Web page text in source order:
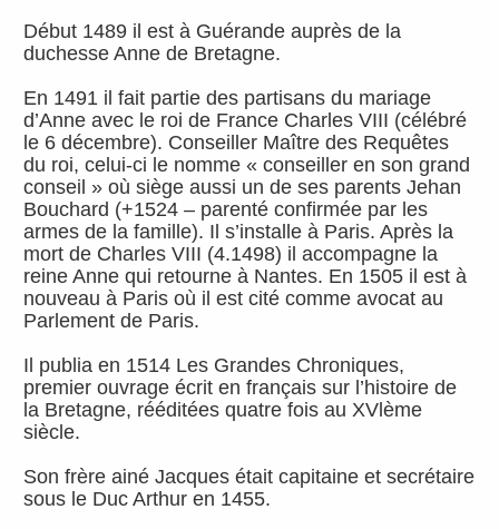
Début 1489 il est à Guérande auprès de la
duchesse Anne de Bretagne.
En 1491 il fait partie des partisans du mariage
d’Anne avec le roi de France Charles VIII (célébré
le 6 décembre). Conseiller Maître des Requêtes
du roi, celui-ci le nomme « conseiller en son grand
conseil » où siège aussi un de ses parents Jehan
Bouchard (+1524 – parenté confirmée par les
armes de la famille). Il s’installe à Paris. Après la
mort de Charles VIII (4.1498) il accompagne la
reine Anne qui retourne à Nantes. En 1505 il est à
nouveau à Paris où il est cité comme avocat au
Parlement de Paris.
Il publia en 1514 Les Grandes Chroniques,
premier ouvrage écrit en français sur l’histoire de
la Bretagne, rééditées quatre fois au XVlème
siècle.
Son frère ainé Jacques était capitaine et secrétaire
sous le Duc Arthur en 1455.